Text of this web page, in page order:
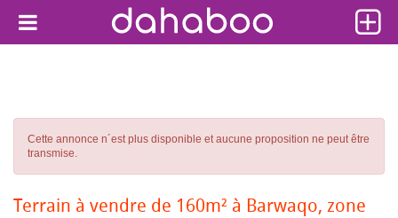
Cette annonce n´est plus disponible et aucune proposition ne peut être
transmise.
Terrain à vendre de 160m² à Barwaqo, zone